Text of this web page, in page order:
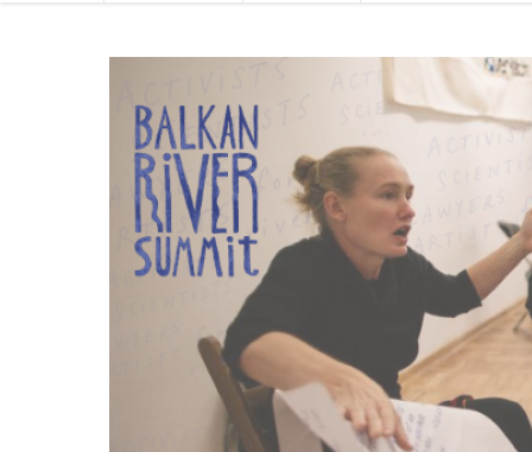
Karte
Fotos
Videos